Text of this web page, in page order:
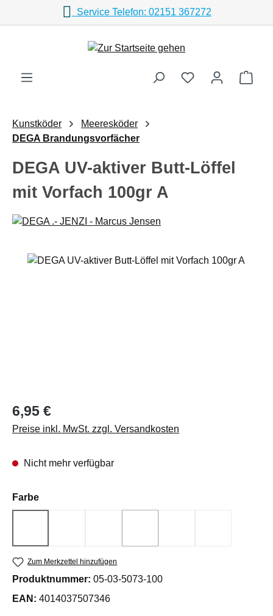
Zum Hauptinhalt springenService Telefon: 02151 367272
Kunstköder
Meeresköder
DEGA Brandungsvorfächer
DEGA UV-aktiver Butt-Löffel
mit Vorfach 100gr A
Bildergalerie überspringen
Regulärer Preis:
6,95 €
Preise inkl. MwSt. zzgl. Versandkosten
Nicht mehr verfügbar
Farbeauswählen
Zum Merkzettel hinzufügen
Produktnummer: 05-03-5073-100
EAN: 4014037507346